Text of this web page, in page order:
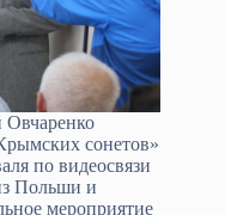
Овчаренко
сонетов»
по видеосвязи
Польши и
мероприятие